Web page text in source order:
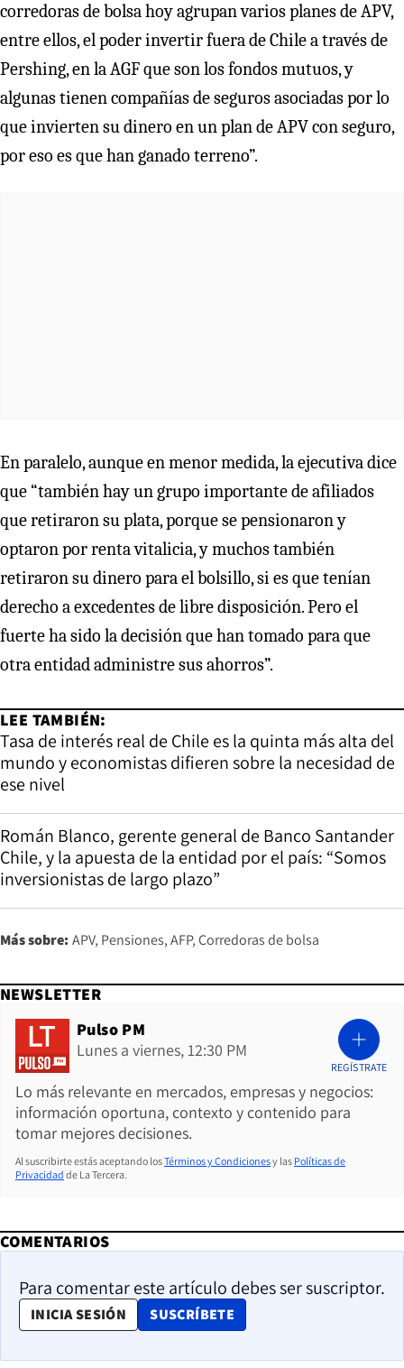
corredoras de bolsa hoy agrupan varios planes de APV,
entre ellos, el poder invertir fuera de Chile a través de
Pershing, en la AGF que son los fondos mutuos, y
algunas tienen compañías de seguros asociadas por lo
que invierten su dinero en un plan de APV con seguro,
por eso es que han ganado terreno”.
En paralelo, aunque en menor medida, la ejecutiva dice
que “también hay un grupo importante de afiliados
que retiraron su plata, porque se pensionaron y
optaron por renta vitalicia, y muchos también
retiraron su dinero para el bolsillo, si es que tenían
derecho a excedentes de libre disposición. Pero el
fuerte ha sido la decisión que han tomado para que
otra entidad administre sus ahorros”.
LEE TAMBIÉN:
Tasa de interés real de Chile es la quinta más alta del
mundo y economistas difieren sobre la necesidad de
ese nivel
Román Blanco, gerente general de Banco Santander
Chile, y la apuesta de la entidad por el país: “Somos
inversionistas de largo plazo”
Más sobre: APV Pensiones AFP Corredoras de bolsa
NEWSLETTER
Pulso PM
Lunes a viernes, 12:30 PM
Lo más relevante en mercados, empresas y negocios:
información oportuna, contexto y contenido para
tomar mejores decisiones.
REGÍSTRATE
Al suscribirte estás aceptando losTérminos y Condicionesy las Políticas de
Privacidad de La Tercera.
COMENTARIOS
Para comentar este artículo debes ser suscriptor.
INICIA SESIÓN SUSCRÍBETE
OPENS IN NEW WINDOW